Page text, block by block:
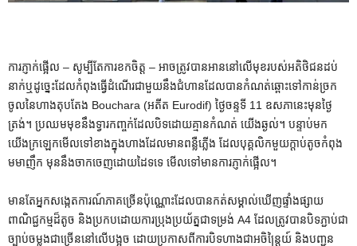
ការភ្ញាក់ផ្អើល – សូម្បីតែការខកចិត្ត – អាចត្រូវបានអាននៅលើមុខរបស់អតិថិជនដប់
នាក់ឬដូច្នេះដែលកំពុងធ្វើដំណើរជាមួយនឹងជំហានដែលបានកំណត់ឆ្ពោះទៅកាន់ច្រក
ចូលនៃហាងតុបតែង Bouchara (អតីត Eurodif) ថ្ងៃចន្ទទី 11 ឧសភានេះមុនថ្ងៃ
ត្រង់។ ប្រឈមមុខនឹងទ្វារកញ្ចក់ដែលបិទដោយគ្មានកំណត់ យើងឆ្ងល់។ បន្ទាប់មក
យើងក្រឡេកមើលទៅខាងក្នុងហាងដែលមានពន្លឺភ្លើង ដែលបុគ្គលិកមួយក្តាប់តូចកំពុង
មមាញឹក មុននឹងចាកចេញដោយដៃទទេ មើលទៅមានការភ្ញាក់ផ្អើល។
មានតែអ្នកសង្កេតការណ៍ភាគច្រើនប៉ុណ្ណោះដែលបានកត់សម្គាល់ឃើញផ្ទាំងផ្សាយ
ពាណិជ្ជកម្មដ៏តូច និងប្រកបដោយការប្រុងប្រយ័ត្នជាទម្រង់ A4 ដែលត្រូវបានបិទភ្ជាប់ជា
ច្បាប់ចម្លងជាច្រើននៅលើបង្អួច ដោយប្រកាសពីការបិទហាងជាអចិន្ត្រៃយ៍ និងបញ្ជូន